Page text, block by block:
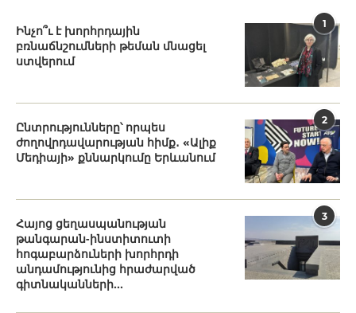
1
Ինչո՞ւ է խորհրդային
բռնաճնշումների թեման մնացել
ստվերում
2
Ընտրությունները՝ որպես
ժողովրդավարության հիմք․ «Ալիք
Մեդիայի» քննարկումը Երևանում
3
Հայոց ցեղասպանության
թանգարան-ինստիտուտի
հոգաբարձուների խորհրդի
անդամությունից հրաժարված
գիտնականների...